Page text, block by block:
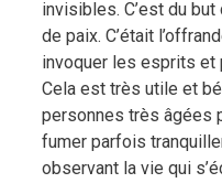
invisibles. C’est du
de paix. C’était
invoquer les esprits et
Cela est très utile et
personnes très âgées
fumer parfois
observant la vie qui